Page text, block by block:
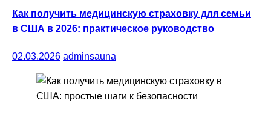
Как получить медицинскую страховку для семьи
в США в 2026: практическое руководство
02.03.2026 adminsauna